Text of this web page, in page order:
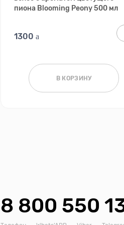
пиона Blooming Peony 500 мл
1300
В КОРЗИНУ
8 800 550